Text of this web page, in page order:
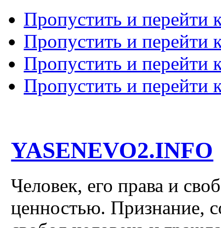
Пропустить и перейти
Пропустить и перейти
Пропустить и перейти
Пропустить и перейти
YASENEVO2.INFO
Человек, его права и
ценностью. Признание,